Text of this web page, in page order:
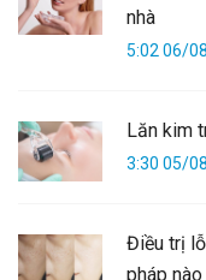
nhà
5:02 06/
Lăn kim
3:30 05/
Điều trị
pháp